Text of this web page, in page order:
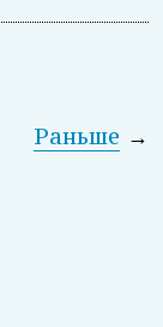
→
Раньше